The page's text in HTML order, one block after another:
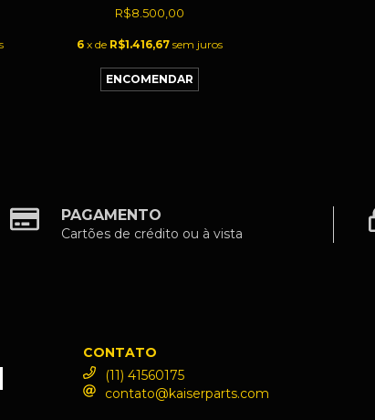
R$8.500,00
6 x de R$1.416,67 sem juros
PAGAMENTO
Cartões de crédito ou à vista
CONTATO
(11) 41560175
contato@kaiserparts.com